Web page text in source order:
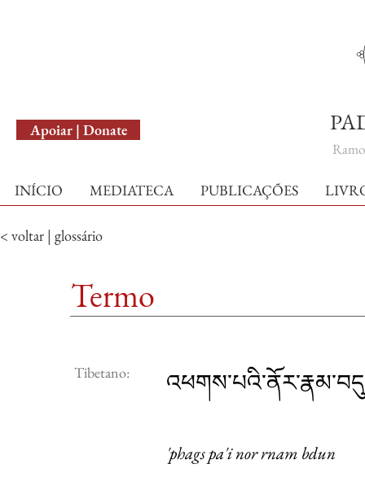
Apoiar | Donate
INÍCIO MEDIATECA PUBLICAÇÕES
< voltar | glossário
Termo
Tibetano:
'phags pa'i nor rnam bdun